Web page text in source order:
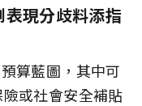
現分歧料添指
算藍圖，其中可
或社會安全補貼